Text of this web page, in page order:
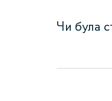
Чи була